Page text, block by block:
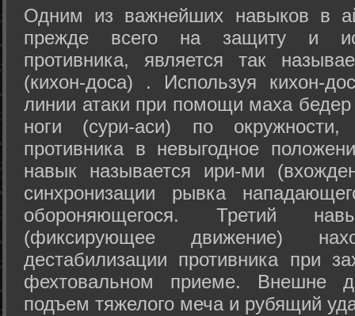
Одним из важнейших навыков в
прежде всего на защиту и
противника, является так
(кихон-доса) . Используя кихон-
линии атаки при помощи маха
ноги (сури-аси) по
противника в невыгодное
навык называется ири-ми
синхронизации рывка
обороняющегося. Третий
(фиксирующее движение)
дестабилизации противника при
фехтовальном приеме. Внешне
подъем тяжелого меча и рубящий